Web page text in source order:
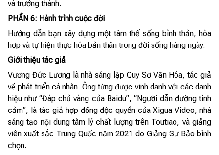
và trưởng thành.
PHẦN 6: Hành trình cuộc đời
Hướng dẫn bạn xây dựng một tâm thế sống bình thản, hòa
hợp và tự hiện thực hóa bản thân trong đời sống hàng ngày.
Giới thiệu tác giả
Vương Đức Lương là nhà sáng lập Quy Sơ Văn Hóa, tác giả
về phát triển cá nhân. Ông từng được vinh danh với các danh
hiệu như “Đáp chủ vàng của Baidu”, “Người dẫn đường tình
cảm”, là tác giả hợp đồng độc quyền của Xigua Video, nhà
sáng tạo nội dung tâm lý chất lượng trên Toutiao, và giảng
viên xuất sắc Trung Quốc năm 2021 do Giảng Sư Bảo bình
chọn.